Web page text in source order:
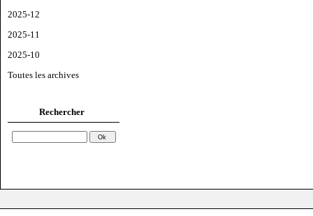
2025-12
2025-11
2025-10
Toutes les archives
Rechercher